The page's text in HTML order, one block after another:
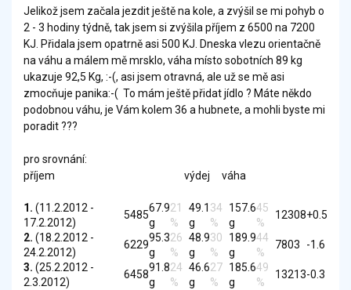
Jelikož jsem začala jezdit ještě na kole, a zvýšil se mi pohyb o
2 - 3 hodiny týdně, tak jsem si zvýšila příjem z 6500 na 7200
KJ. Přidala jsem opatrně asi 500 KJ. Dneska vlezu orientačně
na váhu a málem mě mrsklo, váha místo sobotních 89 kg
ukazuje 92,5 Kg, :-(, asi jsem otravná, ale už se mě asi
zmocňuje panika:-( To mám ještě přidat jídlo ? Máte někdo
podobnou váhu, je Vám kolem 36 a hubnete, a mohli byste mi
poradit ???
pro srovnání:
příjem výdej váha
1. (11.2.2012 -
17.2.2012)
5485
67.9
g
21
%
49.1
g
34
%
157.6
g
45
%
12308+0.5
2. (18.2.2012 -
24.2.2012)
6229
95.3
g
26
%
48.9
g
30
%
189.9
g
44
%
7803
-1.6
3. (25.2.2012 -
2.3.2012)
6458
91.8
g
24
%
46.6
g
27
%
185.6
g
49
%
13213-0.3